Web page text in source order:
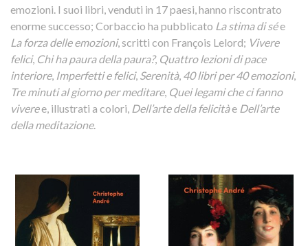
emozioni. I suoi libri, venduti in 17 paesi, hanno riscontrato
enorme successo; Corbaccio ha pubblicato La stima di sée
La forza delle emozioni, scritti con François Lelord; Vivere
felici, Chi ha paura della paura?, Quattro lezioni di pace
interiore, Imperfetti e felici, Serenità, 40 libri per 40 emozioni,
Tre minuti al giorno per meditare, Quei legami che ci fanno
viveree, illustrati a colori, Dell’arte della felicitàe Dell’arte
della meditazione.